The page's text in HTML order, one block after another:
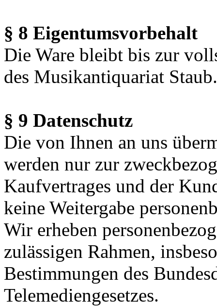
§ 8 Eigentumsvorbehalt
Die Ware bleibt bis zur
des Musikantiquariat Staub.
§ 9 Datenschutz
Die von Ihnen an uns
werden nur zur
Kaufvertrages und der
keine Weitergabe
Wir erheben
zulässigen Rahmen,
Bestimmungen des
Telemediengesetzes.